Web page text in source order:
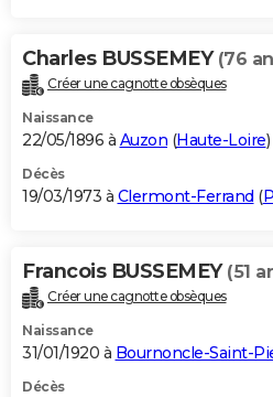
Charles BUSSEMEY (76
Créer une cagnotte obsèques
Naissance
22/05/1896 à Auzon (Haute-Loire)
Décès
19/03/1973 à Clermont-Ferrand (
Francois BUSSEMEY (51
Créer une cagnotte obsèques
Naissance
31/01/1920 à Bournoncle-Saint-
Décès